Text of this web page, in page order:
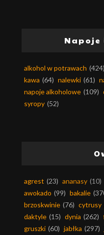
alkohol w potrawach (424)
kawa (64) nalewki (61)
napoje alkoholowe (109)
syropy (52)
agrest (23) ananasy (10)
awokado (99) bakalie
brzoskwinie (76) cytrusy
daktyle (15) dynia (262)
gruszki (60) jabłka (297)